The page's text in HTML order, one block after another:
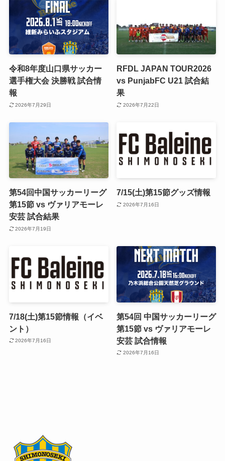
令和8年度山口県サッカー
選手権大会 決勝戦 試合情
報
2026年7月29日
RFDL JAPAN TOUR2026
vs PunjabFC U21 試合結
果
2026年7月22日
第54回中国サッカーリーグ
第15節 vs ヴァリアモーレ
安芸 試合結果
2026年7月19日
7/15(土)第15節グッズ情報
2026年7月16日
7/18(土)第15節情報（イベ
ント）
2026年7月16日
第54回 中国サッカーリーグ
第15節 vs ヴァリアモーレ
安芸 試合情報
2026年7月16日